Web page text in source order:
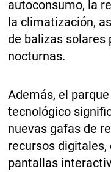
autoconsumo, la
la climatización,
de balizas
nocturnas.
Además, el
tecnológico
nuevas gafas de
recursos
pantallas